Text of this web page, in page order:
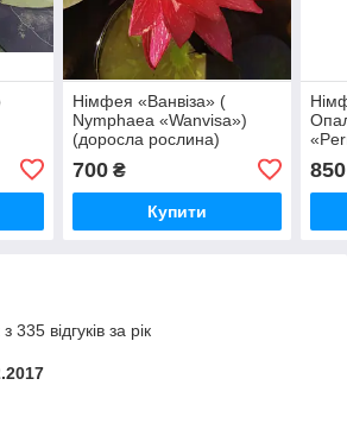
Німфея «Ванвіза» (
Nymphaea «Wanvisa»)
(доросла рослина)
700₴
Купити
850
335 відгуків за рік